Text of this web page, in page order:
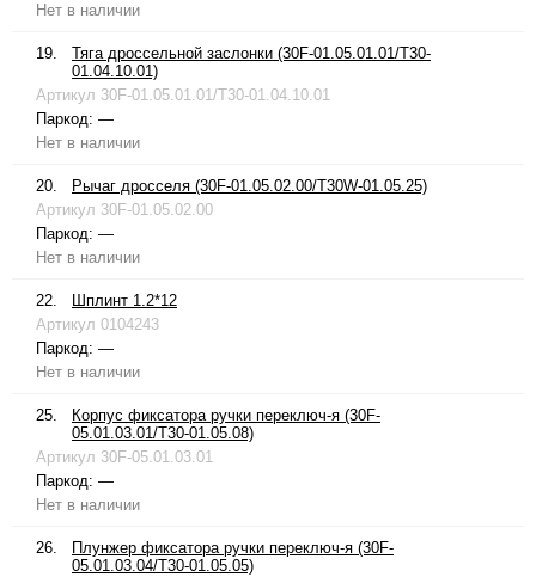
Нет в наличии
19.
Тяга дроссельной заслонки (30F-01.05.01.01/T30-
01.04.10.01)
Артикул 30F-01.05.01.01/T30-01.04.10.01
Паркод: —
Нет в наличии
20.
Рычаг дросселя (30F-01.05.02.00/T30W-01.05.25)
Артикул 30F-01.05.02.00
Паркод: —
Нет в наличии
22.
Шплинт 1.2*12
Артикул 0104243
Паркод: —
Нет в наличии
25.
Корпус фиксатора ручки переключ-я (30F-
05.01.03.01/T30-01.05.08)
Артикул 30F-05.01.03.01
Паркод: —
Нет в наличии
26.
Плунжер фиксатора ручки переключ-я (30F-
05.01.03.04/T30-01.05.05)